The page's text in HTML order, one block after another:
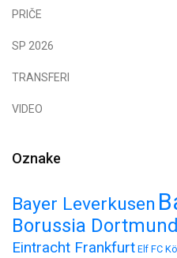
PRIČE
SP 2026
TRANSFERI
VIDEO
Oznake
Bayer Leverkusen
Borussia Dortmund
Eintracht Frankfurt Elf FC